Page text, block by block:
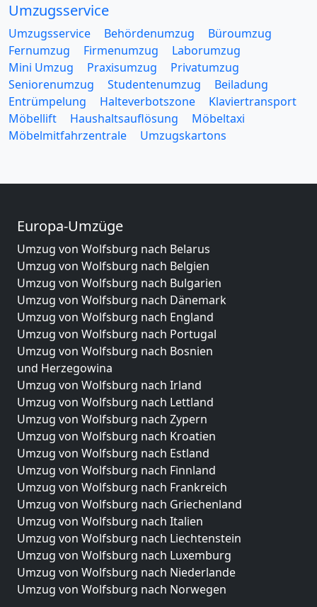
Umzugsservice
Umzugsservice Behördenumzug
Büroumzug
Fernumzug
Firmenumzug
Laborumzug
Mini Umzug
Praxisumzug
Privatumzug
Seniorenumzug
Studentenumzug
Beiladung
Entrümpelung
Halteverbotszone
Klaviertransport
Möbellift
Haushaltsauflösung
Möbeltaxi
Möbelmitfahrzentrale
Umzugskartons
Europa-Umzüge
Umzug von Wolfsburg nach Belarus
Umzug von Wolfsburg nach Belgien
Umzug von Wolfsburg nach Bulgarien
Umzug von Wolfsburg nach Dänemark
Umzug von Wolfsburg nach England
Umzug von Wolfsburg nach Portugal
Umzug von Wolfsburg nach Bosnien
und Herzegowina
Umzug von Wolfsburg nach Irland
Umzug von Wolfsburg nach Lettland
Umzug von Wolfsburg nach Zypern
Umzug von Wolfsburg nach Kroatien
Umzug von Wolfsburg nach Estland
Umzug von Wolfsburg nach Finnland
Umzug von Wolfsburg nach Frankreich
Umzug von Wolfsburg nach Griechenland
Umzug von Wolfsburg nach Italien
Umzug von Wolfsburg nach Liechtenstein
Umzug von Wolfsburg nach Luxemburg
Umzug von Wolfsburg nach Niederlande
Umzug von Wolfsburg nach Norwegen